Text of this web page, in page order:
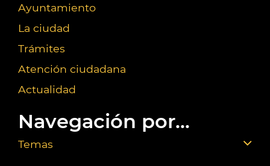
Ayuntamiento
La ciudad
Trámites
Atención ciudadana
Actualidad
Navegación por...
Temas